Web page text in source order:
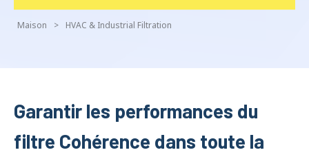
Maison > HVAC & Industrial Filtration
Garantir les performances du
filtre Cohérence dans toute la